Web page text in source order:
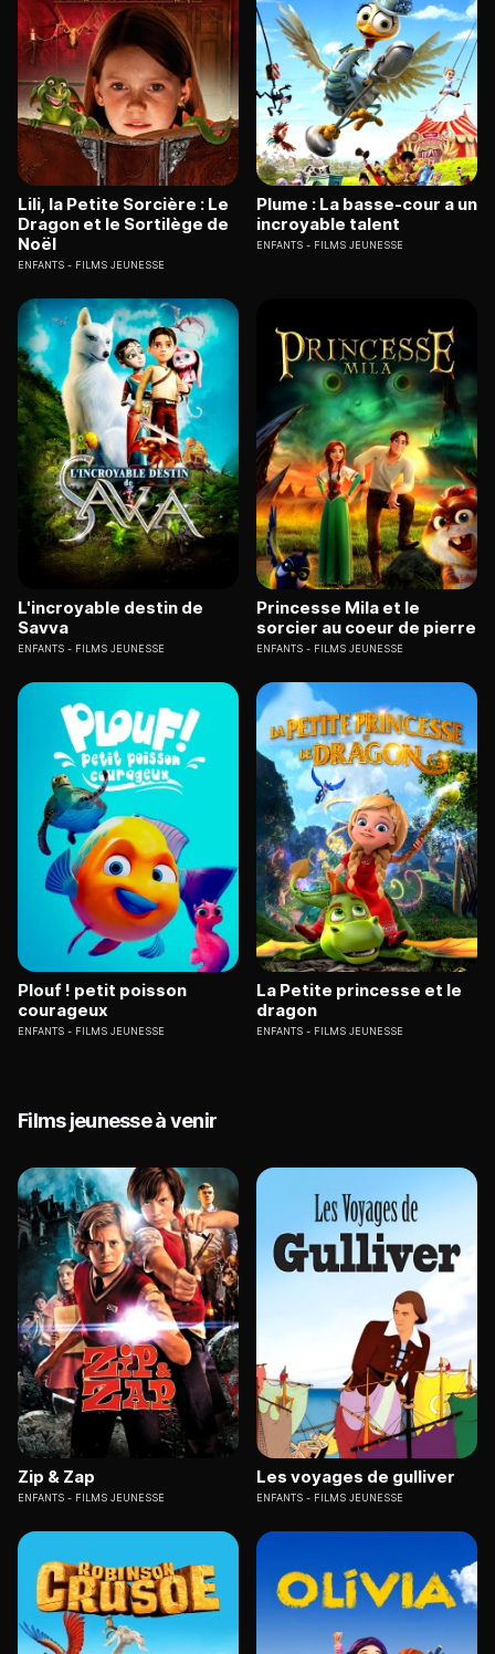
Lili, la Petite Sorcière : Le
Dragon et le Sortilège de
Noël
ENFANTS FILMS JEUNESSE
Plume : La basse-cour a un
incroyable talent
ENFANTS FILMS JEUNESSE
L'incroyable destin de
Savva
ENFANTS FILMS JEUNESSE
Princesse Mila et le
sorcier au coeur de pierre
ENFANTS FILMS JEUNESSE
Plouf ! petit poisson
courageux
ENFANTS FILMS JEUNESSE
La Petite princesse et le
dragon
ENFANTS FILMS JEUNESSE
Films jeunesse à venir
Zip & Zap
ENFANTS FILMS JEUNESSE
Les voyages de gulliver
ENFANTS FILMS JEUNESSE